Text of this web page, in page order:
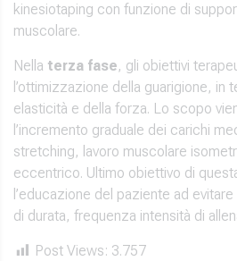
kinesiotaping con funzione di
muscolare.
Nella terza fase, gli obiettivi
l’ottimizzazione della guarigione, in
elasticità e della forza. Lo scopo
l’incremento graduale dei carichi
stretching, lavoro muscolare
eccentrico. Ultimo obiettivo di
l’educazione del paziente ad
di durata, frequenza intensità di
Post Views: 3.757